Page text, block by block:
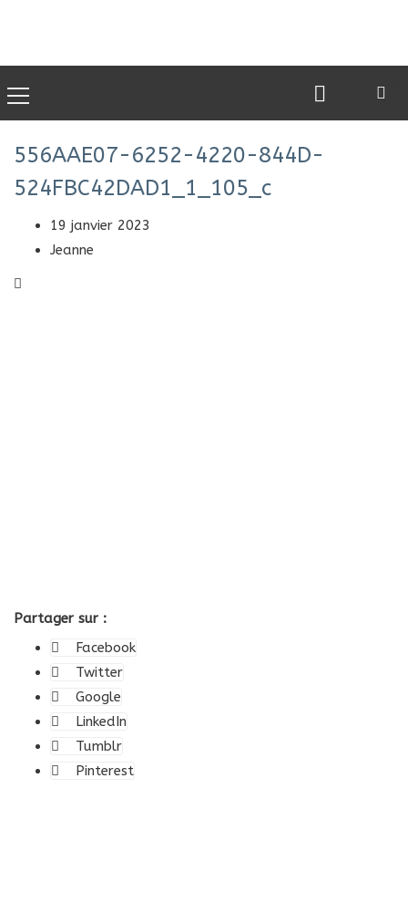
556AAE07-6252-4220-844D-
524FBC42DAD1_1_105_c
19 janvier 2023
Jeanne
Partager sur :
Facebook
Twitter
Google
LinkedIn
Tumblr
Pinterest